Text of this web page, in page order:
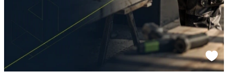
Sponsored link